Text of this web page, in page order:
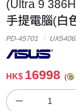
(Ultra 9
手提電腦(白
PD-45701
HK$ 16998 (